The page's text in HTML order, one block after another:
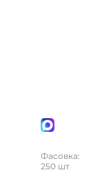
Фасовка:
250 шт